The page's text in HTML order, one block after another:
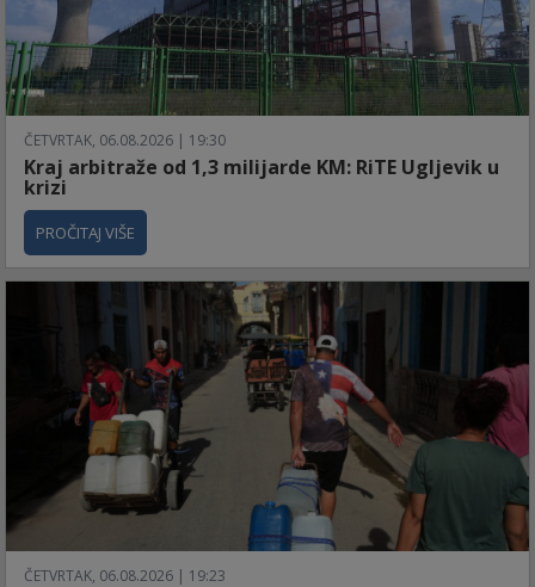
ČETVRTAK, 06.08.2026 | 19:30
Kraj arbitraže od 1,3 milijarde KM: RiTE Ugljevik u
krizi
PROČITAJ VIŠE
ČETVRTAK, 06.08.2026 | 19:23